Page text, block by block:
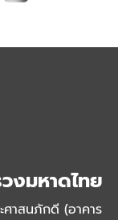
งมหาดไทย
ศาสนภักดี (อาคาร